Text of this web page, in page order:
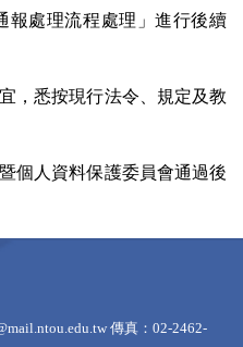
報處理流程處理」進行後續
，悉按現行法令、規定及教
個人資料保護委員會通過後
傳真：02-2462-